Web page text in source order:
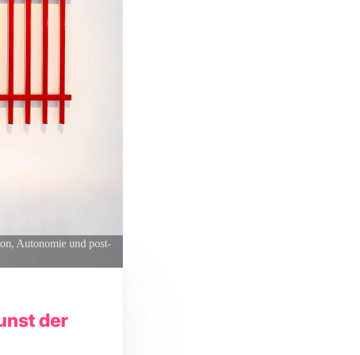
Autonomie und post-
der